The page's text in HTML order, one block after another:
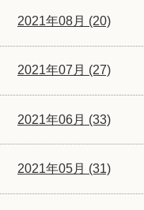
2021年08月 (20)
2021年07月 (27)
2021年06月 (33)
2021年05月 (31)